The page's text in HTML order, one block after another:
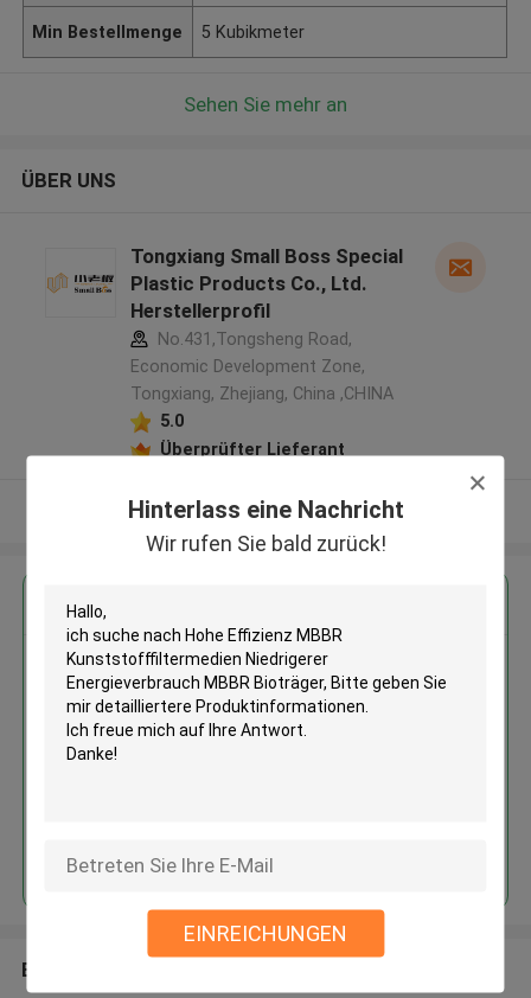
Hinterlass eine Nachricht
Wir rufen Sie bald zurück!
EINREICHUNGEN
Min Bestellmenge 5 Kubikmeter
Sehen Sie mehr an
ÜBER UNS
Tongxiang Small Boss Special
Plastic Products Co., Ltd.
Herstellerprofil
No.431,Tongsheng Road,
Economic Development Zone,
Tongxiang, Zhejiang, China ,CHINA
5.0
Überprüfter Lieferant
Sehen Sie mehr an
Erhalten Sie den besten Preis für
Hohe Effizienz MBBR
Kunststofffiltermedien
Niedrigerer Energieverbrauch
Empfohlene Produkte